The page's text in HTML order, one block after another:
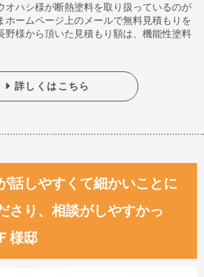
オハシ様が断熱塗料を取り扱っているのが
ホームページ上のメールで無料見積もりを
野様から頂いた見積もり額は、機能性塗料
詳しくはこちら
話しやすくて細かいことに
さり、相談がしやすかっ
様邸